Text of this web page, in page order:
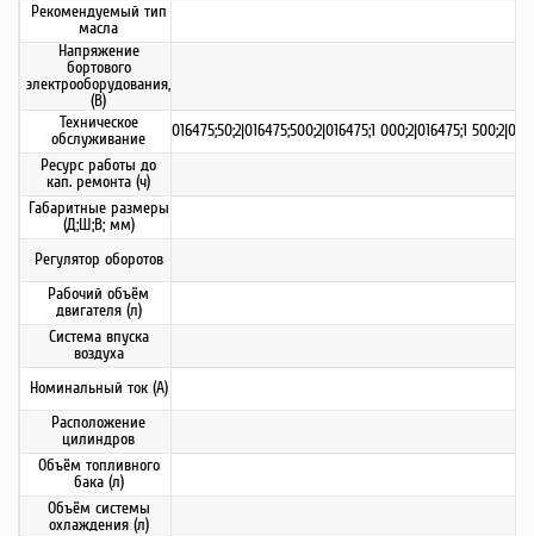
Рекомендуемый тип
масла
Напряжение
бортового
электрооборудования,
(В)
Техническое
обслуживание
016475;50;2|016475;500;2|016475;1 000;2|016475;1
Ресурс работы до
кап. ремонта (ч)
Габаритные размеры
(Д;Ш;В; мм)
Регулятор оборотов
Рабочий объём
двигателя (л)
Система впуска
воздуха
Номинальный ток (А)
Расположение
цилиндров
Объём топливного
бака (л)
Объём системы
охлаждения (л)